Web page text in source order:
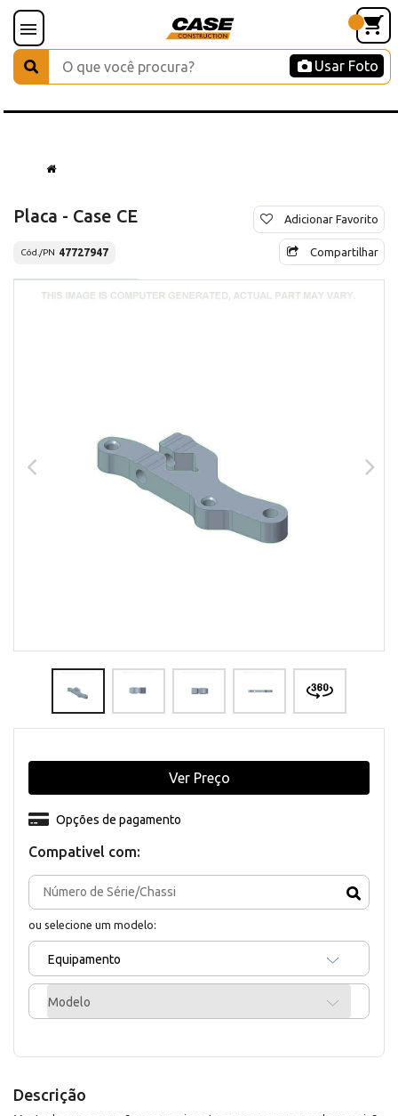
Usar Foto
Placa - Case CE
Cód./PN 47727947
Adicionar Favorito
Compartilhar
Compativel com:
ou selecione um modelo:
Equipamento
Modelo
Opções de pagamento
Ver Preço
Descrição